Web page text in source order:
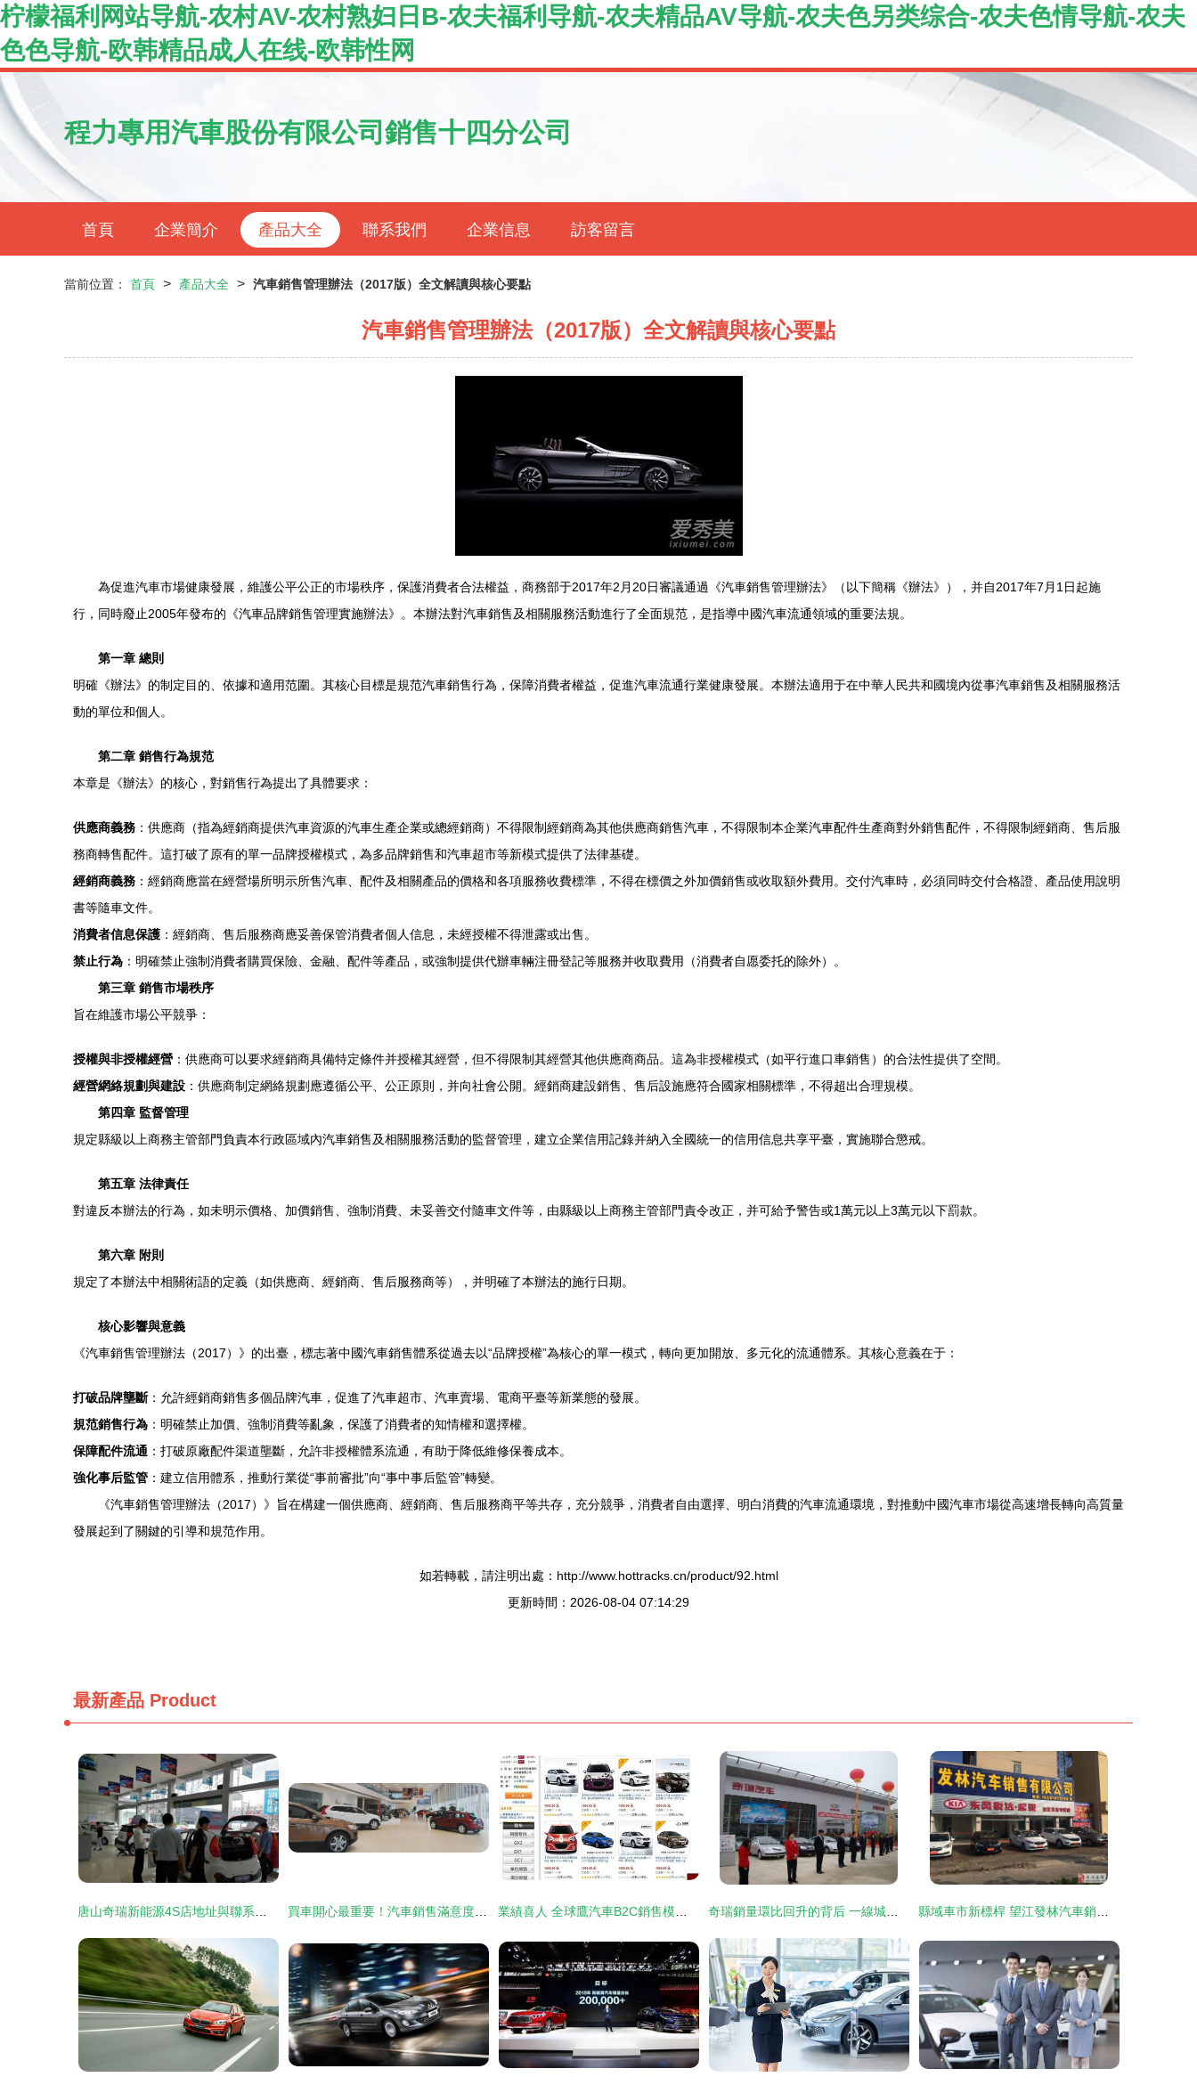
柠檬福利网站导航-农村AV-农村熟妇日B-农夫福利导航-农夫精品AV导航-农夫色另类综合-农夫色情导航-农夫
色色导航-欧韩精品成人在线-欧韩性网
程力專用汽車股份有限公司銷售十四分公司
首頁 企業簡介 產品大全 聯系我們 企業信息 訪客留言
當前位置： 首頁 > 產品大全 > 汽車銷售管理辦法（2017版）全文解讀與核心要點
汽車銷售管理辦法（2017版）全文解讀與核心要點
為促進汽車市場健康發展，維護公平公正的市場秩序，保護消費者合法權益，商務部于2017年2月20日審議通過《汽車銷售管理辦法》（以下簡稱《辦法》），并自2017年7月1日起施
行，同時廢止2005年發布的《汽車品牌銷售管理實施辦法》。本辦法對汽車銷售及相關服務活動進行了全面規范，是指導中國汽車流通領域的重要法規。
第一章 總則
明確《辦法》的制定目的、依據和適用范圍。其核心目標是規范汽車銷售行為，保障消費者權益，促進汽車流通行業健康發展。本辦法適用于在中華人民共和國境內從事汽車銷售及相關服務活
動的單位和個人。
第二章 銷售行為規范
本章是《辦法》的核心，對銷售行為提出了具體要求：
供應商義務 ：供應商（指為經銷商提供汽車資源的汽車生產企業或總經銷商）不得限制經銷商為其他供應商銷售汽車，不得限制本企業汽車配件生產商對外銷售配件，不得限制經銷商、售后服
務商轉售配件。這打破了原有的單一品牌授權模式，為多品牌銷售和汽車超市等新模式提供了法律基礎。
經銷商義務 ：經銷商應當在經營場所明示所售汽車、配件及相關產品的價格和各項服務收費標準，不得在標價之外加價銷售或收取額外費用。交付汽車時，必須同時交付合格證、產品使用說明
書等隨車文件。
消費者信息保護 ：經銷商、售后服務商應妥善保管消費者個人信息，未經授權不得泄露或出售。
禁止行為 ：明確禁止強制消費者購買保險、金融、配件等產品，或強制提供代辦車輛注冊登記等服務并收取費用（消費者自愿委托的除外）。
第三章 銷售市場秩序
旨在維護市場公平競爭：
授權與非授權經營 ：供應商可以要求經銷商具備特定條件并授權其經營，但不得限制其經營其他供應商商品。這為非授權模式（如平行進口車銷售）的合法性提供了空間。
經營網絡規劃與建設 ：供應商制定網絡規劃應遵循公平、公正原則，并向社會公開。經銷商建設銷售、售后設施應符合國家相關標準，不得超出合理規模。
第四章 監督管理
規定縣級以上商務主管部門負責本行政區域內汽車銷售及相關服務活動的監督管理，建立企業信用記錄并納入全國統一的信用信息共享平臺，實施聯合懲戒。
第五章 法律責任
對違反本辦法的行為，如未明示價格、加價銷售、強制消費、未妥善交付隨車文件等，由縣級以上商務主管部門責令改正，并可給予警告或1萬元以上3萬元以下罰款。
第六章 附則
規定了本辦法中相關術語的定義（如供應商、經銷商、售后服務商等），并明確了本辦法的施行日期。
核心影響與意義
《汽車銷售管理辦法（2017）》的出臺，標志著中國汽車銷售體系從過去以“品牌授權”為核心的單一模式，轉向更加開放、多元化的流通體系。其核心意義在于：
打破品牌壟斷：允許經銷商銷售多個品牌汽車，促進了汽車超市、汽車賣場、電商平臺等新業態的發展。
規范銷售行為 ：明確禁止加價、強制消費等亂象，保護了消費者的知情權和選擇權。
保障配件流通 ：打破原廠配件渠道壟斷，允許非授權體系流通，有助于降低維修保養成本。
強化事后監管 ：建立信用體系，推動行業從“事前審批”向“事中事后監管”轉變。
《汽車銷售管理辦法（2017）》旨在構建一個供應商、經銷商、售后服務商平等共存，充分競爭，消費者自由選擇、明白消費的汽車流通環境，對推動中國汽車市場從高速增長轉向高質量
發展起到了關鍵的引導和規范作用。
如若轉載，請注明出處：http://www.hottracks.cn/product/92.html
更新時間：2026-08-04 07:14:29
最新產品 Product